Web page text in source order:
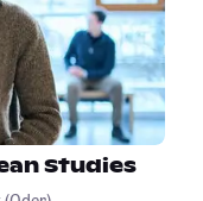
Studies